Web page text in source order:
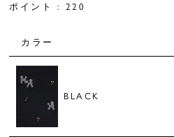
ポイント : 220
カラー
BLACK